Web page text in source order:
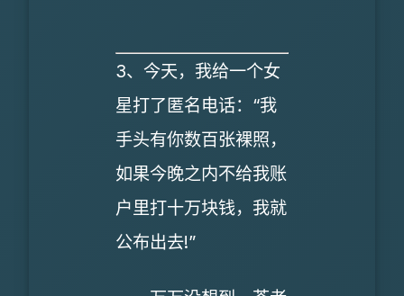
3、今天，我给一个女
星打了匿名电话：“我
手头有你数百张裸照，
如果今晚之内不给我账
户里打十万块钱，我就
公布出去!”